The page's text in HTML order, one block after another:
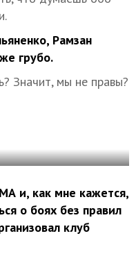
Рамзан
грубо.
Значит, мы не правы?
и, как мне кажется,
о боях без правил
клуб